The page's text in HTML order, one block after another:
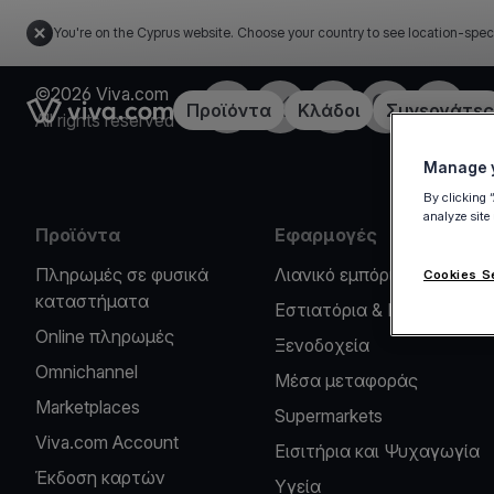
You're on the Cyprus website. Choose your country to see location-
Link to the homepageΠροϊόντα Κλάδοι Συνεργάτες
©2026 Viva.com
All rights reserved
Facebook
X LinkedInInstagramYouTube
Προϊόντα
Πληρωμές σε φυσικά
καταστήματα
Online πληρωμές
Omnichannel
Marketplaces
Viva.com Account
Έκδοση καρτών
Εφαρμογές
Λιανικό εμπόριο
Εστιατόρια & Καφέ
Ξενοδοχεία
Μέσα μεταφοράς
Supermarkets
Εισιτήρια και Ψυχαγωγία
Υγεία
Manage
By clicking
analyze
Cookies